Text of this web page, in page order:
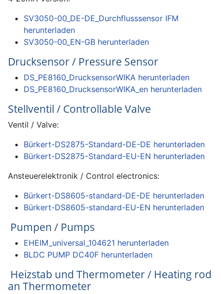
SV3050-00_DE-DE_Durchflusssensor IFM
herunterladen
SV3050-00_EN-GB herunterladen
Drucksensor / Pressure Sensor
DS_PE8160_DrucksensorWIKA herunterladen
DS_PE8160_DrucksensorWIKA_en herunterladen
Stellventil / Controllable Valve
Ventil / Valve:
Bürkert-DS2875-Standard-DE-DE herunterladen
Bürkert-DS2875-Standard-EU-EN herunterladen
Ansteuerelektronik / Control electronics:
Bürkert-DS8605-standard-DE-DE herunterladen
Bürkert-DS8605-standard-EU-EN herunterladen
Pumpen / Pumps
EHEIM_universal_104621 herunterladen
BLDC PUMP DC40F herunterladen
Heizstab und Thermometer / Heating rod
an Thermometer